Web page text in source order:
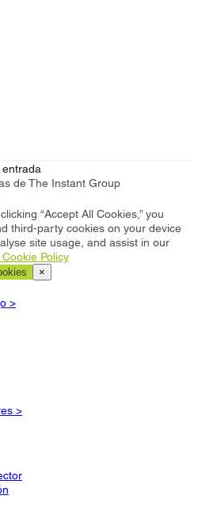
de The Instant Group
“Accept All Cookies,” you
third-party cookies on your device
site usage, and assist in our
Policy
×
>
>